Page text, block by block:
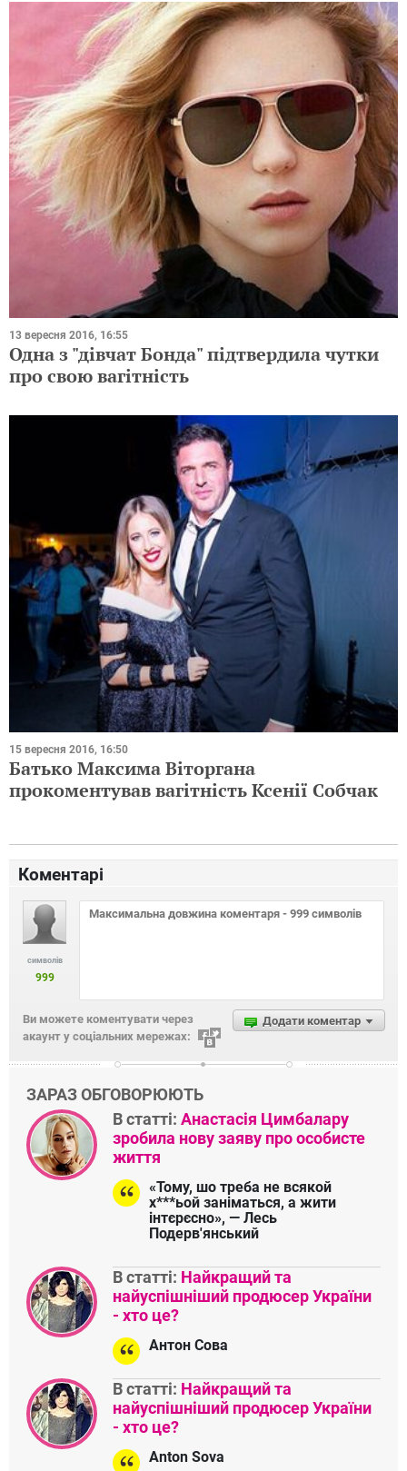
13 вересня 2016, 16:55
Одна з "дівчат Бонда" підтвердила чутки
про свою вагітність
15 вересня 2016, 16:50
Батько Максима Віторгана
прокоментував вагітність Ксенії Собчак
Коментарі
символів
999
Додати коментар
Ви можете коментувати через
акаунт у соціальних мережах:
ЗАРАЗ ОБГОВОРЮЮТЬ
В статті: Анастасія Цимбалару
зробила нову заяву про особисте
життя
«Тому, шо треба не всякой
х***ьой заніматься, а жити
інтєрєсно», — Лесь
Подерв'янський
В статті: Найкращий та
найуспішніший продюсер України
- хто це?
Антон Сова
В статті: Найкращий та
найуспішніший продюсер України
- хто це?
Anton Sova